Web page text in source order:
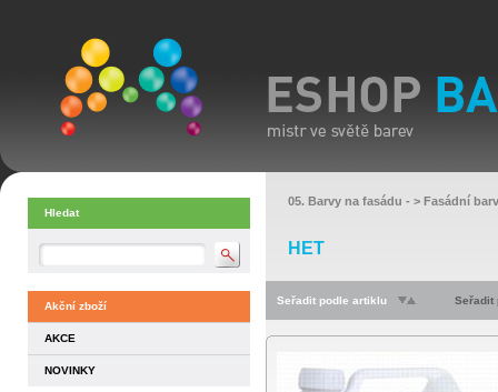
Hledat
Akční zboží
AKCE
NOVINKY
05. Barvy na fasádu - > Fasádní
HET
Seřadit podle artiklu Seřadit